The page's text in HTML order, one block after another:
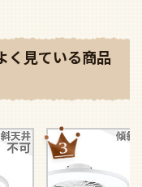
く見ている商品